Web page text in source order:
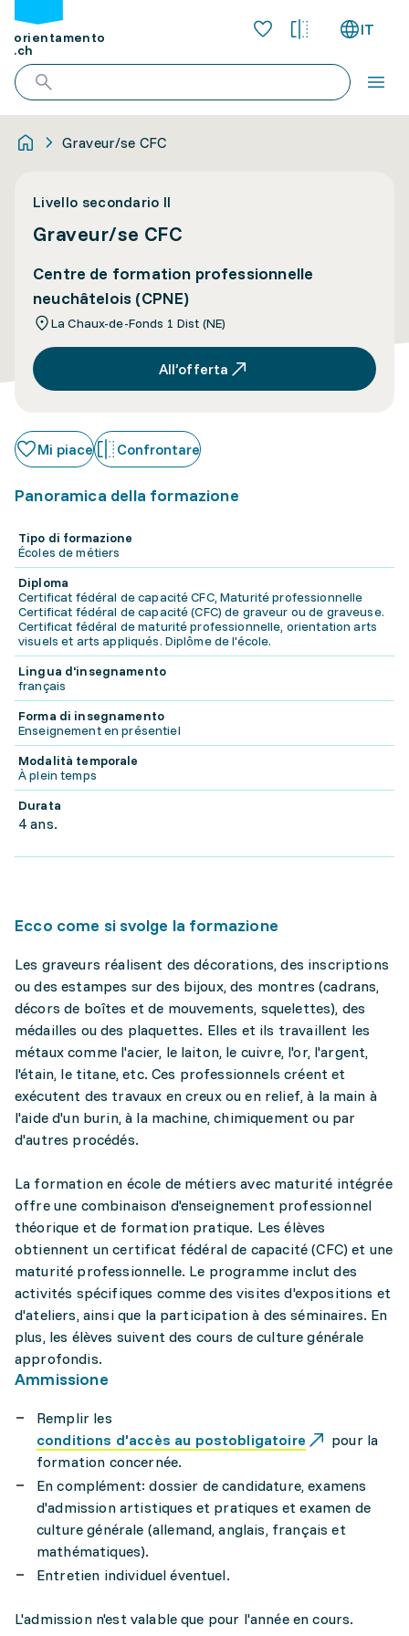
orientamento
.ch
IT
Graveur/se CFC
Livello secondario II
Graveur/se CFC
Centre de formation professionnelle
neuchâtelois (CPNE)
La Chaux-de-Fonds 1 Dist (NE)
All’offerta
Mi piace Confrontare
Panoramica della formazione
Tipo di formazione
Écoles de métiers
Diploma
Certificat fédéral de capacité CFC, Maturité professionnelle
Certificat fédéral de capacité (CFC) de graveur ou de graveuse.
Certificat fédéral de maturité professionnelle, orientation arts
visuels et arts appliqués. Diplôme de l'école.
Lingua d'insegnamento
français
Forma di insegnamento
Enseignement en présentiel
Modalità temporale
À plein temps
Durata
4 ans.
Ecco come si svolge la formazione
Les graveurs réalisent des décorations, des inscriptions
ou des estampes sur des bijoux, des montres (cadrans,
décors de boîtes et de mouvements, squelettes), des
médailles ou des plaquettes. Elles et ils travaillent les
métaux comme l'acier, le laiton, le cuivre, l'or, l'argent,
l'étain, le titane, etc. Ces professionnels créent et
exécutent des travaux en creux ou en relief, à la main à
l'aide d'un burin, à la machine, chimiquement ou par
d'autres procédés.
La formation en école de métiers avec maturité intégrée
offre une combinaison d'enseignement professionnel
théorique et de formation pratique. Les élèves
obtiennent un certificat fédéral de capacité (CFC) et une
maturité professionnelle. Le programme inclut des
activités spécifiques comme des visites d'expositions et
d'ateliers, ainsi que la participation à des séminaires. En
plus, les élèves suivent des cours de culture générale
approfondis.
Ammissione
Remplir les
conditions d'accès au postobligatoire
pour la
formation concernée.
En complément: dossier de candidature, examens
d'admission artistiques et pratiques et examen de
culture générale (allemand, anglais, français et
mathématiques).
Entretien individuel éventuel.
L'admission n'est valable que pour l'année en cours.